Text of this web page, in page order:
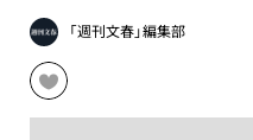
「週刊文春」編集部